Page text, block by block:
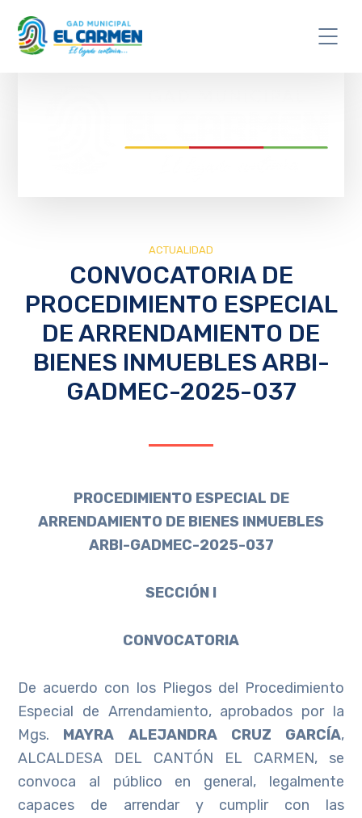
ACTUALIDAD
CONVOCATORIA DE
PROCEDIMIENTO ESPECIAL
DE ARRENDAMIENTO DE
BIENES INMUEBLES ARBI-
GADMEC-2025-037
PROCEDIMIENTO ESPECIAL DE
ARRENDAMIENTO DE BIENES INMUEBLES
ARBI-GADMEC-2025-037
SECCIÓN I
CONVOCATORIA
De acuerdo con los Pliegos del Procedimiento
Especial de Arrendamiento, aprobados por la
Mgs. MAYRA ALEJANDRA CRUZ GARCÍA,
ALCALDESA DEL CANTÓN EL CARMEN, se
convoca al público en general, legalmente
capaces de arrendar y cumplir con las